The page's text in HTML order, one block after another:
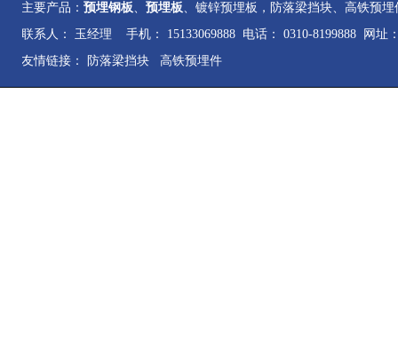
主要产品：预埋钢板、预埋板、镀锌预埋板，防落梁挡块、高铁预
联系人： 玉经理 手机： 15133069888 电话： 0310-8199888 网址
友情链接： 防落梁挡块高铁预埋件